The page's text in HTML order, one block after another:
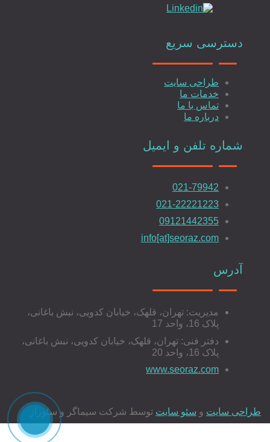
دسترسی سریع
طراحی سایت
خدمات ما
تماس با ما
درباره ما
شماره تلفن و ایمیل
021-79942
021-22221223
09121442355
info[at]seoraz.com
آدرس
مدیریت: تهران، قلهک، خیابان کدویی، نبش باغانی،
پلاک 16، واحد 17
دفتر فنی: تهران، قلهک، خیابان کدویی، نبش باغانی،
پلاک 16، واحد 20
www.seoraz.com
طراحی سایت و سئو سایت توسط شرکت سیماگر و سئوراز